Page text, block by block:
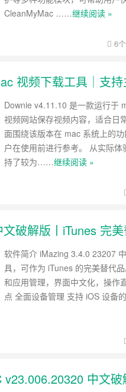
CleanMyMac ……继续阅读 »
6
视频下载工具｜支
Downie v4.11.10 是一款运行于
视频网站保存视频内容，适合日
面围绕该版本在 mac 系统上的
户在使用前进行参考。 从实际
持了较为……继续阅读 »
破解版丨iTunes 完
软件简介 iMazing 3.4.0 23207
具，可作为 iTunes 的完美替代
和应用管理，界面中文化，操作
点 全面设备管理 支持 iOS 设
中文